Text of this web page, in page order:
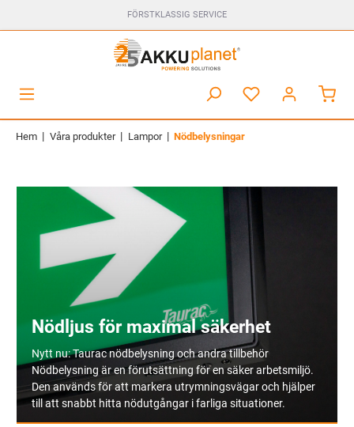
FÖRSTKLASSIG SERVICE
Hem | Våra produkter | Lampor | Nödbelysningar
Nödljus för maximal säkerhet
Nytt nu: Taurac nödbelysning och andra tillbehör
Nödbelysning är en förutsättning för en säker arbetsmiljö.
Den används för att markera utrymningsvägar och hjälper
till att snabbt hitta nödutgångar i farliga situationer.